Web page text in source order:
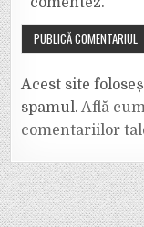
Acest site
spamul. Află
comentariilor